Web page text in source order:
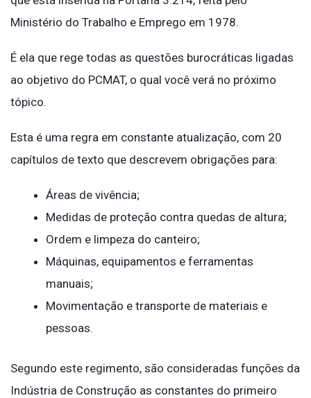
Ministério do Trabalho e Emprego em 1978.
É ela que rege todas as questões burocráticas ligadas
ao objetivo do PCMAT, o qual você verá no próximo
tópico.
Esta é uma regra em constante atualização, com 20
capítulos de texto que descrevem obrigações para:
Áreas de vivência;
Medidas de proteção contra quedas de altura;
Ordem e limpeza do canteiro;
Máquinas, equipamentos e ferramentas
manuais;
Movimentação e transporte de materiais e
pessoas.
Segundo este regimento, são consideradas funções da
Indústria de Construção as constantes do primeiro